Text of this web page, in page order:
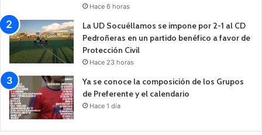
Hace 6 horas
La UD Socuéllamos se impone por 2-1 al CD
Pedroñeras en un partido benéfico a favor de
Protección Civil
Hace 23 horas
Ya se conoce la composición de los Grupos
de Preferente y el calendario
Hace 1 día